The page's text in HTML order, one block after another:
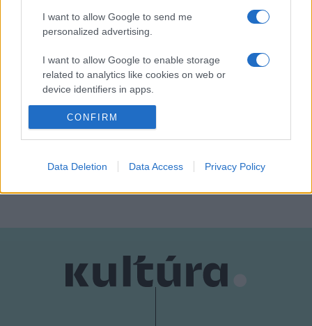
I want to allow Google to send me
personalized advertising.
I want to allow Google to enable storage
related to analytics like cookies on web or
device identifiers in apps.
I want to allow Google to enable storage
related to functionality of the website or app.
I want to allow Google to enable storage
related to personalization.
CONFIRM
Data Deletion Data Access Privacy Policy
olvasható.
ARCUS TEMPORUM KORTÁRS MŰVÉSZETI FESZTIVÁL
PANNONHALMI FŐAPÁTSÁG PROGRAM
MEGOSZTÁS